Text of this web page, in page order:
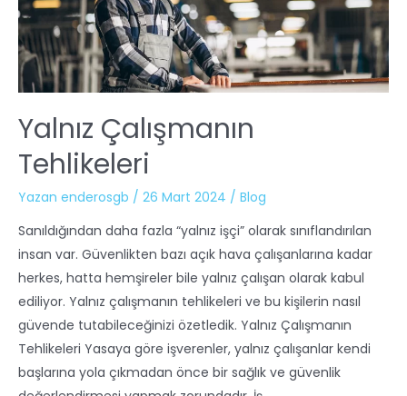
Yalnız Çalışmanın
Tehlikeleri
Yazan enderosgb / 26 Mart 2024 / Blog
Sanıldığından daha fazla “yalnız işçi” olarak sınıflandırılan
insan var. Güvenlikten bazı açık hava çalışanlarına kadar
herkes, hatta hemşireler bile yalnız çalışan olarak kabul
ediliyor. Yalnız çalışmanın tehlikeleri ve bu kişilerin nasıl
güvende tutabileceğinizi özetledik. Yalnız Çalışmanın
Tehlikeleri Yasaya göre işverenler, yalnız çalışanlar kendi
başlarına yola çıkmadan önce bir sağlık ve güvenlik